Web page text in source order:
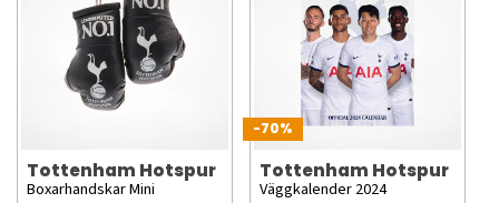
Tottenham Hotspur
Boxarhandskar Mini
-70%
Tottenham Hotspur
Väggkalender 2024